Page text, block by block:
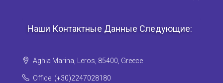
Наши Контактные Данные Следующие:
Aghia Marina, Leros, 85400, Greece
Office: (+30)2247028180